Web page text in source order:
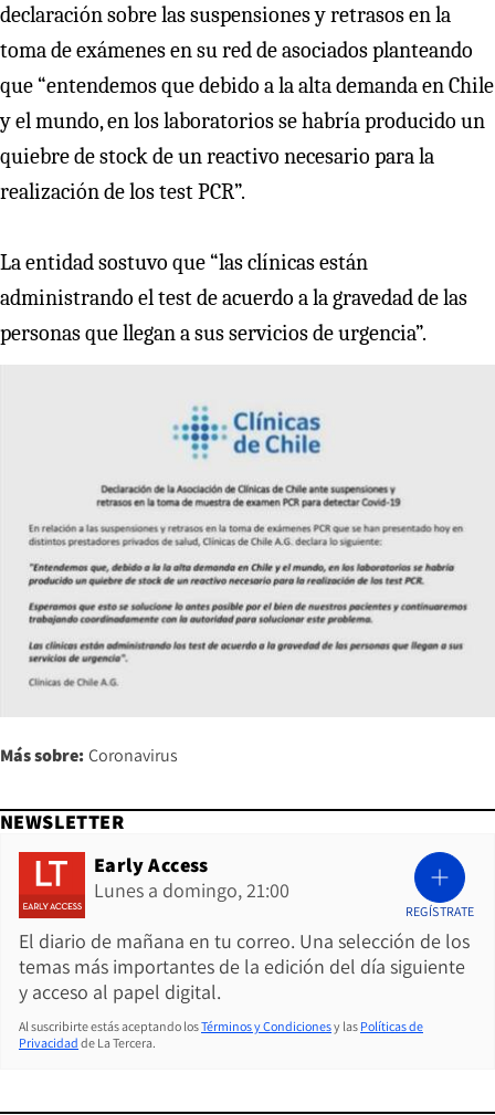
declaración sobre las suspensiones y retrasos en la
toma de exámenes en su red de asociados planteando
que “entendemos que debido a la alta demanda en Chile
y el mundo, en los laboratorios se habría producido un
quiebre de stock de un reactivo necesario para la
realización de los test PCR”.
La entidad sostuvo que “las clínicas están
administrando el test de acuerdo a la gravedad de las
personas que llegan a sus servicios de urgencia”.
Más sobre: Coronavirus
NEWSLETTER
Early Access
Lunes a domingo, 21:00
El diario de mañana en tu correo. Una selección de los
temas más importantes de la edición del día siguiente
y acceso al papel digital.
REGÍSTRATE
Al suscribirte estás aceptando losTérminos y Condicionesy las Políticas de
Privacidad de La Tercera.